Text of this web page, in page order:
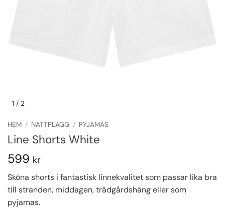
1 / 2
HEM / NATTPLAGG / PYJAMAS
Line Shorts White
599 kr
Sköna shorts i fantastisk linnekvalitet som passar lika bra
till stranden, middagen, trädgårdshäng eller som
pyjamas.